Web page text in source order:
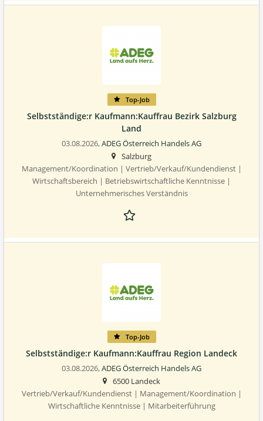
Top-Job
Selbstständige:r Kaufmann:Kauffrau Bezirk Salzburg
Land
03.08.2026,ADEG Österreich Handels AG
Salzburg
Management/Koordination | Vertrieb/Verkauf/Kundendienst |
Wirtschaftsbereich | Betriebswirtschaftliche Kenntnisse |
Unternehmerisches Verständnis
Top-Job
Selbstständige:r Kaufmann:Kauffrau Region Landeck
03.08.2026,ADEG Österreich Handels AG
6500 Landeck
Vertrieb/Verkauf/Kundendienst | Management/Koordination |
Wirtschaftliche Kenntnisse | Mitarbeiterführung